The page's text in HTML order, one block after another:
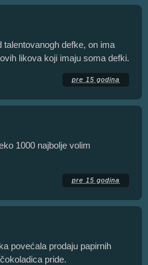
defke, on ima
likova koji imaju soma defki.
pre 15 godina
1000 najbolje volim
pre 15 godina
povećala prodaju papirnih
pride.